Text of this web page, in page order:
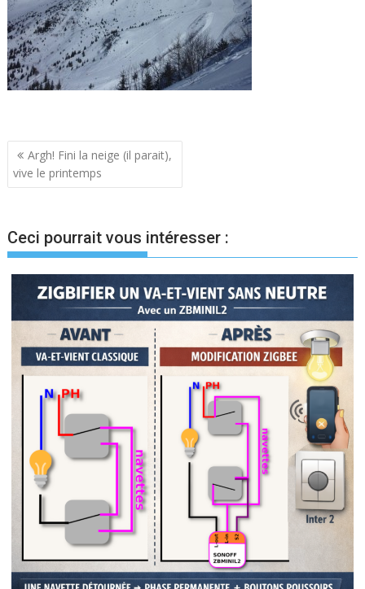
Navigation
de
Argh! Fini la neige (il parait),
vive le printemps
Ceci pourrait vous intéresser :